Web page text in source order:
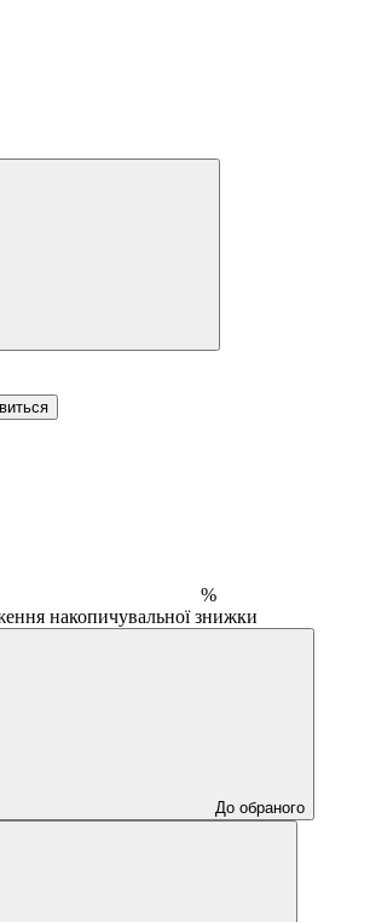
%
накопичувальної знижки
До обраного